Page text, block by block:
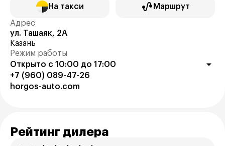
На такси Маршрут
Адрес
ул. Ташаяк, 2А
Казань
Режим работы
Открыто с 10:00 до 17:00
+7 (960) 089-47-26
horgos-auto.com
Рейтинг дилера